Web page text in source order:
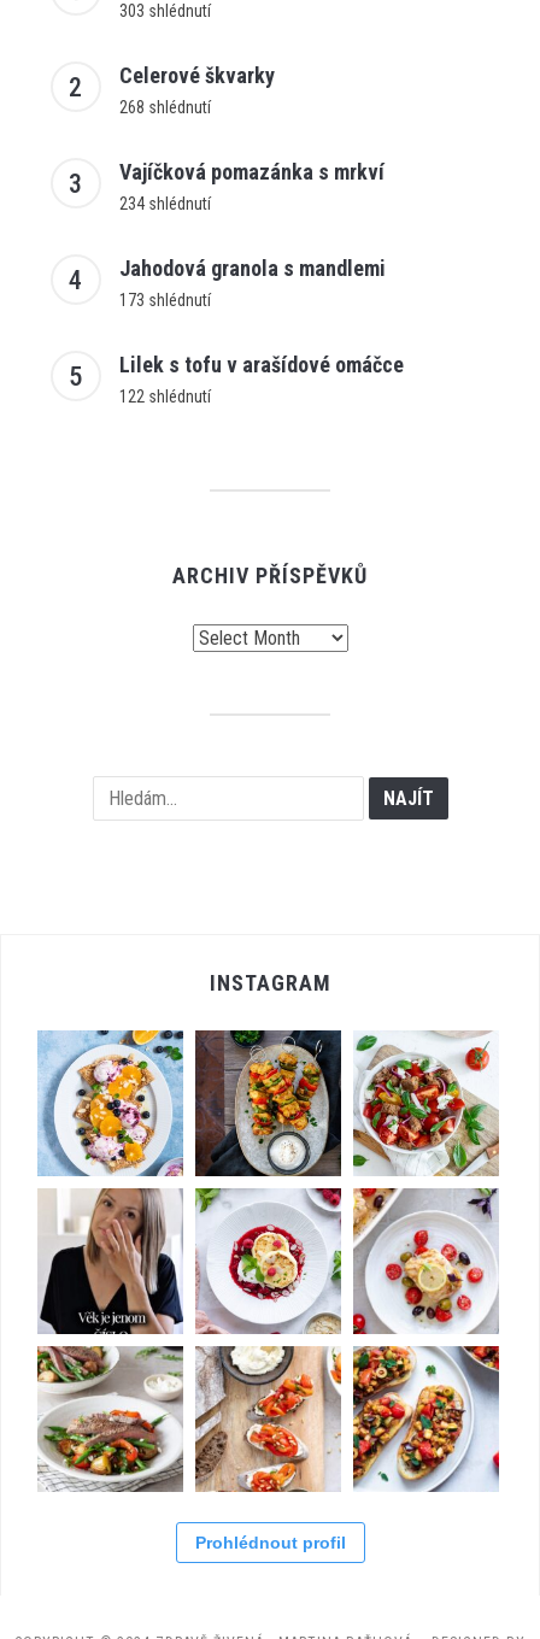
303 shlédnutí
Celerové škvarky
268 shlédnutí
Vajíčková pomazánka s mrkví
234 shlédnutí
Jahodová granola s mandlemi
173 shlédnutí
Lilek s tofu v arašídové omáčce
122 shlédnutí
ARCHIV PŘÍSPĚVKŮ
INSTAGRAM
Prohlédnout profil